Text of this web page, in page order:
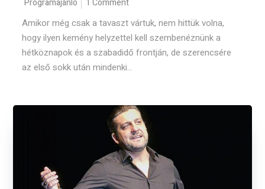
Programajánló
1 Comment
Amikor még csak a tavaszt vártuk, nem hittük volna,
hogy ilyen kemény helyzettel kell szembenéznünk a
hétköznapok és a szabadidő frontján, de szerencsére
az első sokk után mindenki...